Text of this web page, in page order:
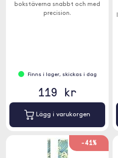
bokstäverna snabbt och med
precision.
Finns i lager, skickas i dag
119 kr
Lägg i varukorgen
-41%